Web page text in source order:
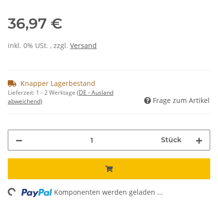
36,97 €
inkl. 0% USt. , zzgl. Versand
Knapper Lagerbestand
Lieferzeit: 1 - 2 Werktage (DE - Ausland
abweichend)
Frage zum Artikel
Stück
Komponenten werden geladen ...